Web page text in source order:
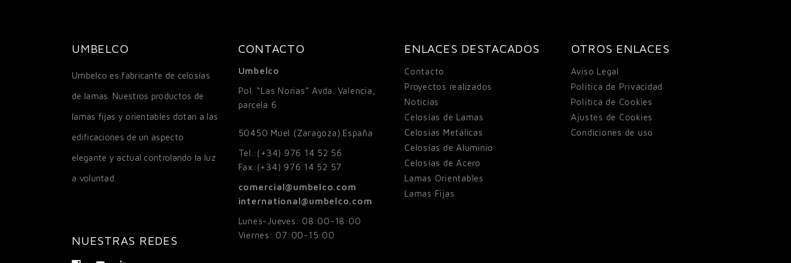
UMBELCO
Umbelco es fabricante de celosías
de lamas. Nuestros productos de
lamas fijas y orientables dotan a las
edificaciones de un aspecto
elegante y actual controlando la luz
a voluntad.
NUESTRAS REDES
CONTACTO
Umbelco
Pol. “Las Norias” Avda. Valencia,
parcela 6
50450 Muel (Zaragoza).España
Tel.: (+34) 976 14 52 56
Fax: (+34) 976 14 52 57
comercial@umbelco.com
international@umbelco.com
Lunes-Jueves: 08:00-18:00
Viernes: 07:00-15:00
ENLACES DESTACADOS
Contacto
Proyectos realizados
Noticias
Celosías de Lamas
Celosías Metálicas
Celosías de Aluminio
Celosías de Acero
Lamas Orientables
Lamas Fijas
OTROS ENLACES
Aviso Legal
Política de Privacidad
Política de Cookies
Ajustes de Cookies
Condiciones de uso